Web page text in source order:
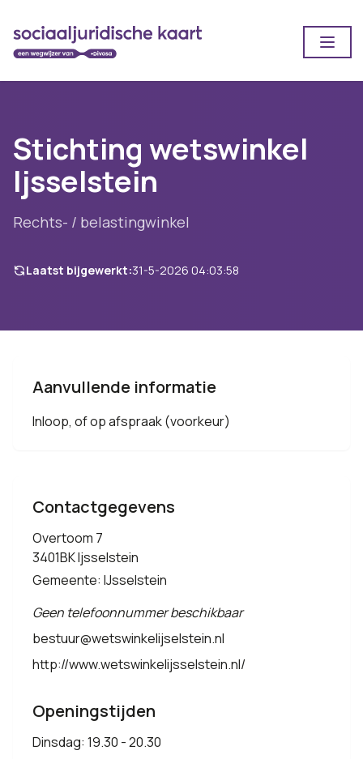
Stichting wetswinkel
Ijsselstein
Rechts- / belastingwinkel
Laatst bijgewerkt:31-5-2026 04:03:58
Aanvullende informatie
Inloop, of op afspraak (voorkeur)
Contactgegevens
Overtoom 7
3401BK Ijsselstein
Gemeente: IJsselstein
Geen telefoonnummer beschikbaar
bestuur@wetswinkelijselstein.nl
http://www.wetswinkelijsselstein.nl/
Openingstijden
Dinsdag: 19.30 - 20.30